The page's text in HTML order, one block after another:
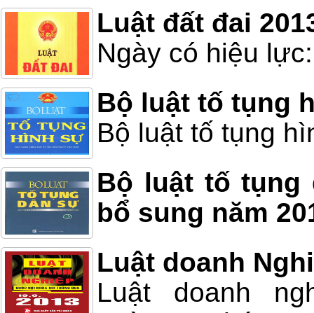
Luật đất đai
Ngày có hiệu
Bộ luật tố tụng
Bộ luật tố tụng
Bộ luật tố tụng
bổ sung năm
Luật doanh
Luật doanh